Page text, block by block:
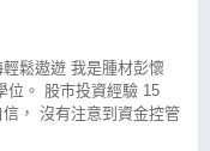
鬆遨遊 我是腫材彭懷
位。 股市投資經驗 15
， 沒有注意到資金控管